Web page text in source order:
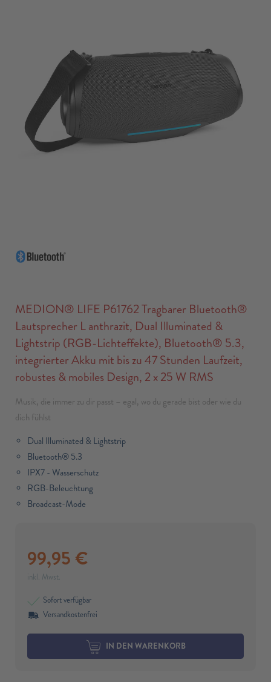
MEDION® LIFE P61762 Tragbarer Bluetooth®
Lautsprecher L anthrazit, Dual Illuminated &
Lightstrip (RGB-Lichteffekte), Bluetooth® 5.3,
integrierter Akku mit bis zu 47 Stunden Laufzeit,
robustes & mobiles Design, 2 x 25 W RMS
Musik, die immer zu dir passt – egal, wo du gerade bist oder wie du
dich fühlst
Dual Illuminated & Lightstrip
Bluetooth® 5.3
IPX7 - Wasserschutz
RGB-Beleuchtung
Broadcast-Mode
99,95 €
inkl. Mwst.
Sofort verfügbar
Versandkostenfrei
IN DEN WARENKORB